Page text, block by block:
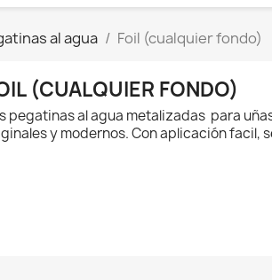
al agua Foil (cualquier fondo)
(CUALQUIER FONDO)
pegatinas al agua metalizadas para
y modernos. Con aplicación facil,